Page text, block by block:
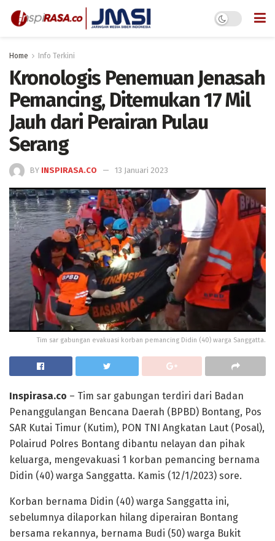
Home Info Terkini
Kronologis Penemuan Jenasah
Pemancing, Ditemukan 17 Mil
Jauh dari Perairan Pulau
Serang
BY INSPIRASA.CO 13 Januari 2023
Tim sar gabungan evakuasi korban pemancing Didin (40) warga Sanggatta.
Inspirasa.co – Tim sar gabungan terdiri dari Badan
Penanggulangan Bencana Daerah (BPBD) Bontang, Pos
SAR Kutai Timur (Kutim), PON TNI Angkatan Laut (Posal),
Polairud Polres Bontang dibantu nelayan dan pihak
keluarga, mengevakuasi 1 korban pemancing bernama
Didin (40) warga Sanggatta. Kamis (12/1/2023) sore.
Korban bernama Didin (40) warga Sanggatta ini,
sebelumnya dilaporkan hilang diperairan Bontang
bersama rekannya, bernama Budi (50) warga Bukit